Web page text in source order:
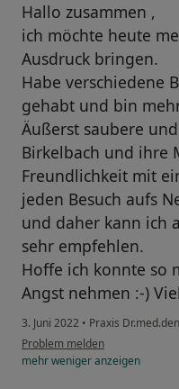
Hallo zusammen ,
ich möchte heute
Ausdruck bringen.
Habe verschiedene
gehabt und bin
Äußerst saubere
Birkelbach und ihre
Freundlichkeit mit
jeden Besuch aufs
und daher kann ich
sehr empfehlen.
Hoffe ich konnte so
Angst nehmen :-)
3. Juni 2022 • Praxis
Problem melden
mehrwenigeranzeigen